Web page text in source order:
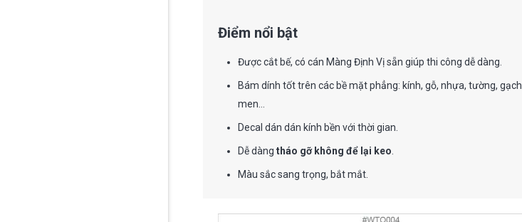
Điểm nổi bật
Được cắt bế, có cán Màng Định Vị sẵn giúp thi công dễ dàng.
Bám dính tốt trên các bề mặt phẳng: kính, gỗ, nhựa, tường, gạch
men…
Decal dán dán kính bền với thời gian.
Dễ dàng tháo gỡ không để lại keo
Màu sắc sang trọng, bắt mắt.